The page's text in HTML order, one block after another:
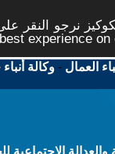
نرجو النقر
experience on
العمال -وكالة
الاجتماعية